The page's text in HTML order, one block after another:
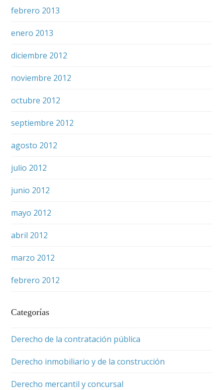
febrero 2013
enero 2013
diciembre 2012
noviembre 2012
octubre 2012
septiembre 2012
agosto 2012
julio 2012
junio 2012
mayo 2012
abril 2012
marzo 2012
febrero 2012
Categorías
Derecho de la contratación pública
Derecho inmobiliario y de la construcción
Derecho mercantil y concursal